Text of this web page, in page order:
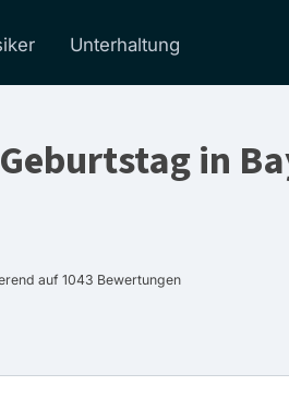
Unterhaltung
in
auf 1043 Bewertungen